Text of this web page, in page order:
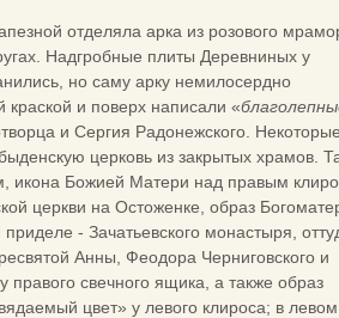
отделяла арка из розового
Надгробные плиты Деревниных у
но саму арку немилосердно
и поверх написали «
и Сергия Радонежского.
церковь из закрытых храмов.
икона Божией Матери над правым
церкви на Остоженке, образ
- Зачатьевского монастыря,
Анны, Феодора Черниговского и
правого свечного ящика, а также образ
цвет» у левого клироса; в левом